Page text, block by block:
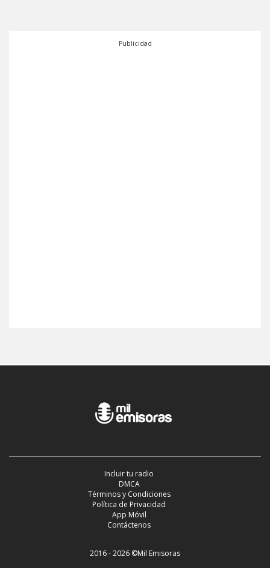
Publicidad
Incluir tu radio
DMCA
Términos y Condiciones
Política de Privacidad
App Móvil
Contáctenos
2016 - 2026 ©Mil Emisoras